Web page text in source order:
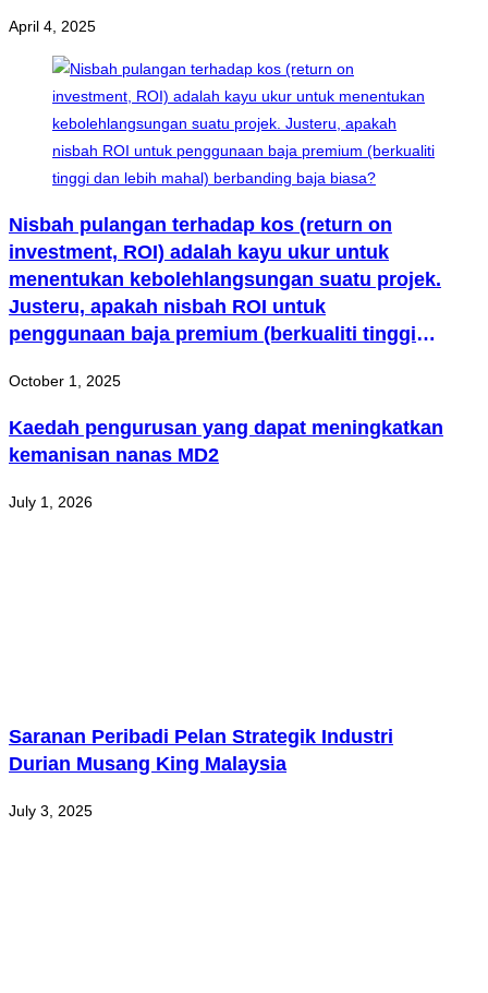
April 4, 2025
Nisbah pulangan terhadap kos (return on
investment, ROI) adalah kayu ukur untuk
menentukan kebolehlangsungan suatu projek.
Justeru, apakah nisbah ROI untuk
penggunaan baja premium (berkualiti tinggi
October 1, 2025
Kaedah pengurusan yang dapat meningkatkan
kemanisan nanas MD2
July 1, 2026
Saranan Peribadi Pelan Strategik Industri
Durian Musang King Malaysia
July 3, 2025